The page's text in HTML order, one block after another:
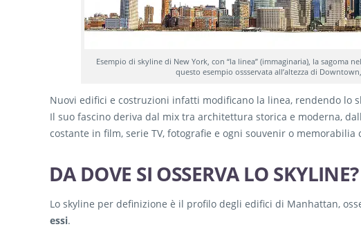
Esempio di skyline di New York, con “la linea” (immaginaria), la sagoma
questo esempio ossservata all’altezza di
Nuovi edifici e costruzioni infatti modificano la linea, rendendo lo
Il suo fascino deriva dal mix tra architettura storica e moderna,
costante in film, serie TV, fotografie e ogni souvenir o memorabilia
DA DOVE SI OSSERVA LO SKYLINE?
Lo skyline per definizione è il profilo degli edifici di Manhattan,
essi.